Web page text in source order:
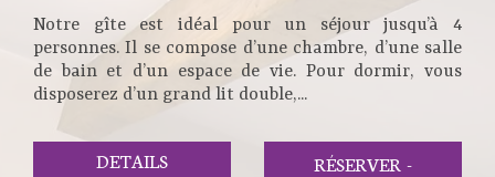
Notre gîte est idéal pour un séjour jusqu’à 4
personnes. Il se compose d’une chambre, d’une salle
de bain et d’un espace de vie. Pour dormir, vous
disposerez d’un grand lit double,...
DETAILS RÉSERVER -